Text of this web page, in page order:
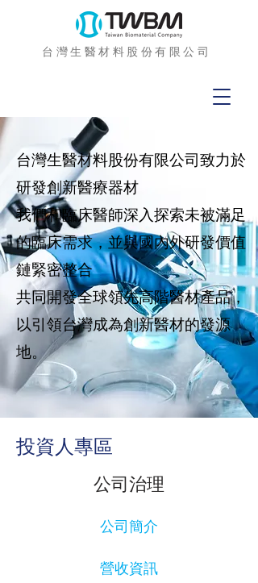
台灣生醫材料股份有限公司
台灣生醫材料股份有限公司致力於
研發創新醫療器材
我們和臨床醫師深入探索未被滿足
的臨床需求，並與國內外研發價值
鏈緊密整合
共同開發全球領先高階醫材產品，
以引領台灣成為創新醫材的發源
地。
​投資人專區
公司治理
公司簡介
營收資訊